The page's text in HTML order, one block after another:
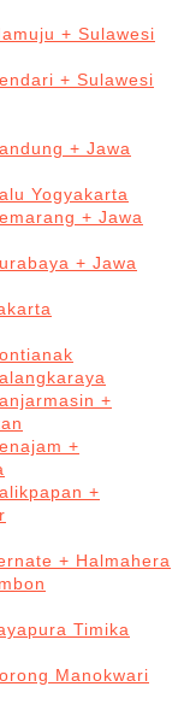
+ Sulawesi
+ Sulawesi
+ Jawa
Yogyakarta
+ Jawa
+ Jawa
+
+
+
+ Halmahera
Timika
Manokwari